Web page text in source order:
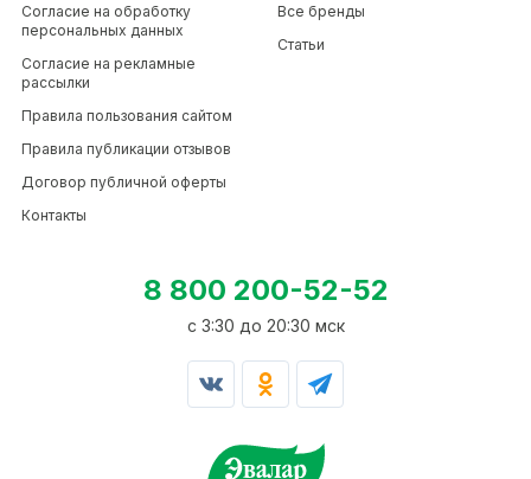
Согласие на обработку
персональных данных
Согласие на рекламные
рассылки
Правила пользования сайтом
Правила публикации отзывов
Договор публичной оферты
Контакты
Все бренды
Статьи
8 800 200-52-52
c 3:30 до 20:30 мск